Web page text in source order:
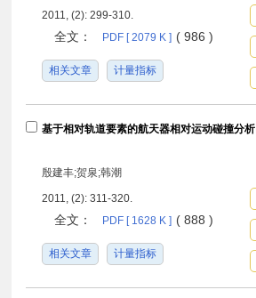
2011, (2): 299-310.
全文： PDF [ 2079 K ] ( 986 )
相关文章 计量指标
基于相对轨道要素的航天器相对运动碰撞分析
殷建丰;贺泉;韩潮
2011, (2): 311-320.
全文： PDF [ 1628 K ] ( 888 )
相关文章 计量指标